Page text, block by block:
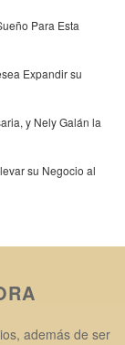
Para Esta
Expandir su
y Nely Galán la
su Negocio al
además de ser